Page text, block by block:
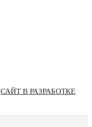
САЙТ В РАЗРАБОТКЕ